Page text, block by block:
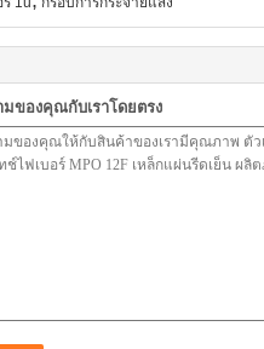
มของคุณกับเราโดยตรง